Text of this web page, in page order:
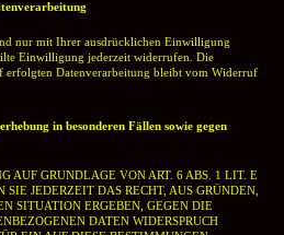
nur mit Ihrer ausdrücklichen Einwilligung
Einwilligung jederzeit widerrufen. Die
erfolgten Datenverarbeitung bleibt vom Widerruf
in besonderen Fällen sowie gegen
AUF GRUNDLAGE VON ART. 6 ABS. 1 LIT. E
SIE JEDERZEIT DAS RECHT, AUS GRÜNDEN,
SITUATION ERGEBEN, GEGEN DIE
DATEN WIDERSPRUCH